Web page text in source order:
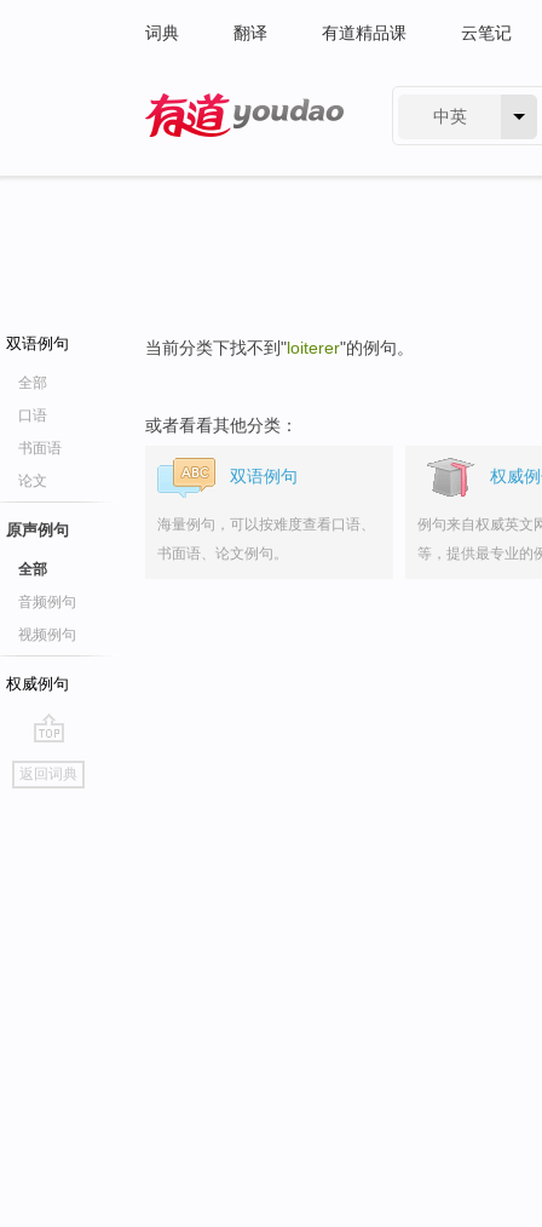
词典 翻译 有道精品课 云笔记
中英
双语例句
全部
口语
书面语
论文
原声例句
全部
音频例句
视频例句
权威例句
go
top
返回词典
当前分类下找不到"loiterer"的例句。
或者看看其他分类：
双语例句
海量例句，可以按难度查看口语、
书面语、论文例句。
权威
例句来自权威英文
等，提供最专业的